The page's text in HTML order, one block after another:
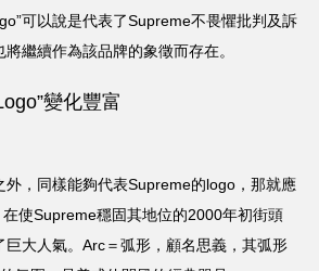
可以說是代表了Supreme不畏懼批判及訴
繼續作為該品牌的象徵而存在。
變化豐富
外，同樣能夠代表Supreme的logo，那就應
在使Supreme穩固其地位的2000年初街頭
巨大人氣。Arc＝弧形，顧名思義，其弧形